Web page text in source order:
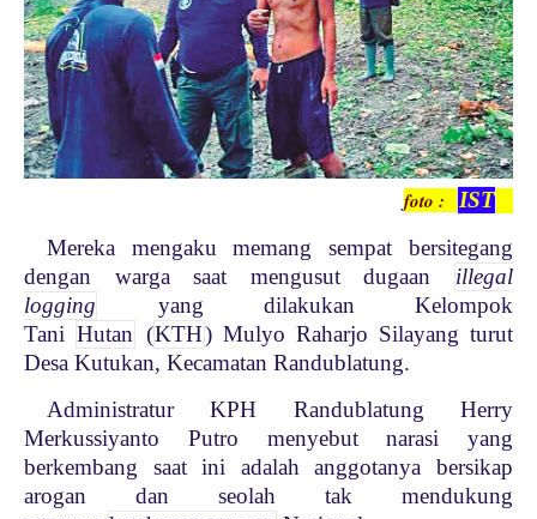
foto : IST
Mereka mengaku memang sempat bersitegang
dengan warga saat mengusut dugaan
illegal
logging
yang dilakukan Kelompok
Tani Hutan (KTH) Mulyo Raharjo Silayang turut
Desa Kutukan, Kecamatan Randublatung.
Administratur KPH Randublatung Herry
Merkussiyanto Putro menyebut narasi yang
berkembang saat ini adalah anggotanya bersikap
arogan dan seolah tak mendukung